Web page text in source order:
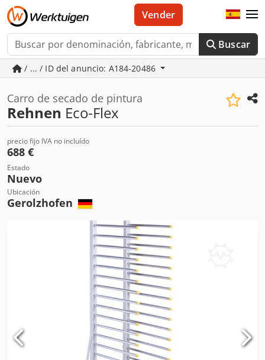
Buscar
Vender
/ ... / ID del anuncio: A184-20486
Carro de secado de pintura
Rehnen Eco-Flex
precio fijo IVA no incluído
688 €
Estado
Nuevo
Ubicación
Gerolzhofen